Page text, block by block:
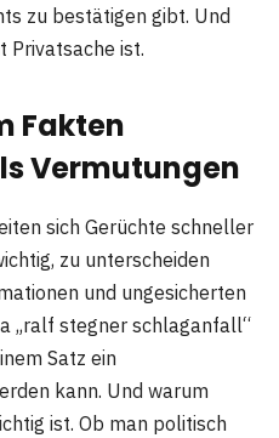
zu bestätigen gibt. Und
Privatsache ist.
Fakten
Vermutungen
sich Gerüchte schneller
zu unterscheiden
und ungesicherten
„ralf stegner schlaganfall“
Satz ein
kann. Und warum
ist. Ob man politisch